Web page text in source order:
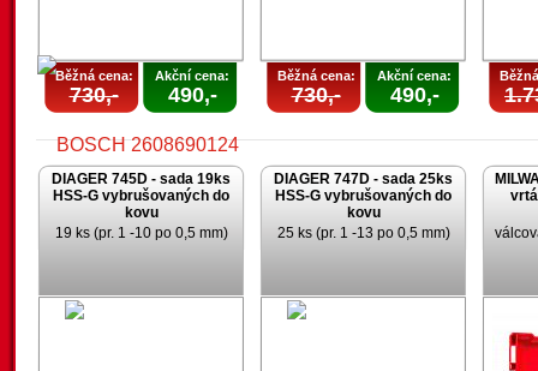
Běžná cena:
730,-
Akční cena:
490,-
Běžná cena:
730,-
Akční cena:
490,-
DIAGER 745D - sada 19ks
HSS-G vybrušovaných do
kovu
19 ks (pr. 1 -10 po 0,5 mm)
DIAGER 747D - sada 25ks
HSS-G vybrušovaných do
kovu
25 ks (pr. 1 -13 po 0,5 mm)